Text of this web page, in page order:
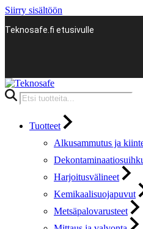
Siirry sisältöön
Teknosafe.fi etusivulle
Products
search
Tuotteet
Alkusammutus ja
Harjoitusvälineet
Kemikaalisuojapuvut
Metsäpalovarusteet